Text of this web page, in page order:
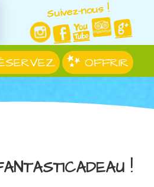
Suivez-nous !
OFFRIR
!